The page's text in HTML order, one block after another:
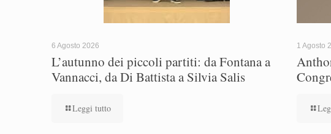
6 Agosto 2026
L’autunno dei piccoli partiti: da Fontana a
Vannacci, da Di Battista a Silvia Salis
Leggi tutto
1 Agosto